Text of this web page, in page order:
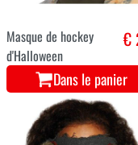
Masque de hockey
d'Halloween
€
Dans le panier